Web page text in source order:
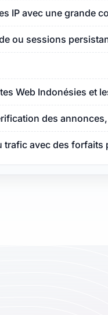
IP avec une grande
ou sessions
Web Indonésies et
des
avec des forfaits